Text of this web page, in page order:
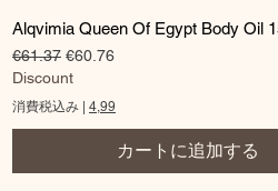
クイックビュー
Alqvimia Queen Of Egypt Body Oil
通常価格
€61.37 セール価格
€60.76
Discount
消費税込み | 4,99
カートに追加する